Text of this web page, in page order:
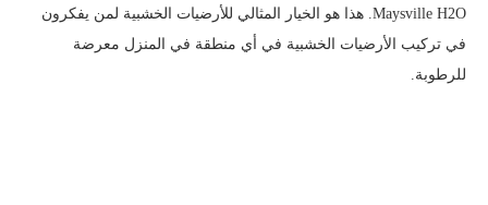
Maysville H2O. هذا هو الخيار المثالي للأرضيات الخشبية لمن يفكرون
في تركيب الأرضيات الخشبية في أي منطقة في المنزل معرضة
للرطوبة.